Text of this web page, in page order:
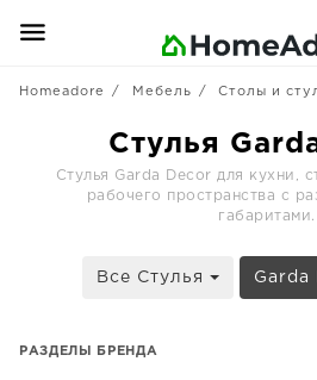
Homeadore Мебель Столы и
Стулья
Стулья Garda Decor для кухни,
рабочего пространства с
габаритами.
Все Стулья Garda
РАЗДЕЛЫ БРЕНДА